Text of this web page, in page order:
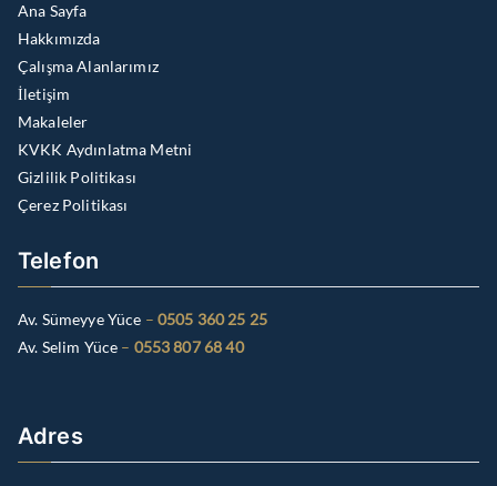
Ana Sayfa
Hakkımızda
Çalışma Alanlarımız
İletişim
Makaleler
KVKK Aydınlatma Metni
Gizlilik Politikası
Çerez Politikası
Telefon
Av. Sümeyye Yüce – 0505 360 25 25
Av. Selim Yüce – 0553 807 68 40
Adres